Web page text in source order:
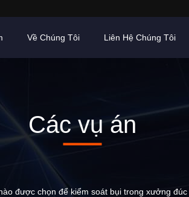
Về Chúng Tôi Liên Hệ Chúng Tôi
Các vụ án
được chọn để kiểm soát bụi trong xưởng đúc